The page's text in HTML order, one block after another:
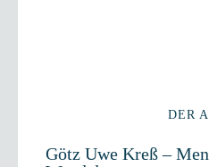
DER
Götz Uwe Kreß –